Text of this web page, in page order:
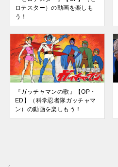
ロテスター）の動画を楽しも
う！
『ガッチャマンの歌』【OP・
ED】（科学忍者隊ガッチャマ
ン）の動画を楽しもう！